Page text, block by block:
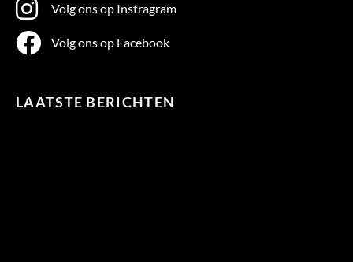
Volg ons op Instragram
Volg ons op Facebook
LAATSTE BERICHTEN